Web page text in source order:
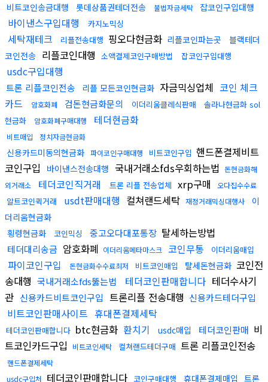
비트코인송금대행 롯데상품권테더전송 불법자금세탁 잡코인구입대행
바이낸스구입대행 카지노믹싱
세탁재테크 리플전송대행 핑오다현금화 리플코인파는곳
블랙테더
코인전송 리플코인대행 소액결제코인구매방법 잡코인구입대행
usdc구입대행
트론 리플코인전송 리플 모든코인현금화 자금믹싱업체 코인 체크
카드
암호화폐 검돈현금화문의 이더리움클레식판매
솔라나현금화 sol
현금화
암호화폐구매대행 테더현금화
비트매입 정치자금현금화
신용카드미동의현금화 파이코인구매대행 비트코인구입 핸드폰결제비트
코인구입
바이낸스전송대행 국내거래소fds우회하는법 돈현금화해
외거래소
테더코인직거래 트론 리플 전송업체 xrp구매 오다집수수료
알트코인퀵거래 usdt판매대행 컬쳐랜드세탁 재정거래믹싱대행사
이
더리움현금화
횡령현금화
코인믹싱 중고오다대포통장 탈세하는방법
테더대리송금 암호화폐 이더리움메타마스크 코인무통 이더리움매입
파이코인구입 돈현금화수수료최저 비트코인매입 탈세돈현금화 코인전
송대행 국내거래소fds뚫는법 테더코인판매합니다 테더수사기
관 신용카드비트코인구입 트론리플 전송대행 신용카드테더구입
비트코인판매사이트 휴대폰결제세탁
테더코인판매합니다 btc현금화 환치기 usdc매입 테더코인판매 비
트코인카드구입
비트코인세탁 컬쳐랜드테더구매 트론 리플코인전송
핸드폰결제세탁
usdc구입처 테더코인판매합니다 코인구매대행 휴대폰결제매입 트론